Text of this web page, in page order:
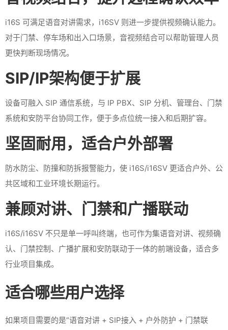
i16S 可满足语音对讲需求，i16SV 则进一步提供视频确认能力。
对于门禁、停车场和出入口场景，音视频结合可以帮助管理人员
更快判断现场情况。
SIP/IP架构便于扩展
设备可融入 SIP 通信系统，与 IP PBX、SIP 分机、管理台、门禁
系统和安防平台协同工作，便于多点位统一接入和后期扩容。
坚固耐用，适合户外部署
防水防尘、防撞和防拆报警能力，使 i16S/i16SV 更适合户外、公
共区域和工业环境长期运行。
兼顾对讲、门禁和广播联动
i16S/i16SV 不只是单一呼叫终端，也可作为集语音对讲、视频确
认、门禁控制、广播扩展和安防联动于一体的前端设备，适合多
行业项目集成。
适合哪些用户选择
如果项目需要的是“语音对讲 + SIP接入 + 户外防护 + 门禁联